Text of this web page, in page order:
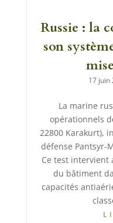
Russie : la
son
17 juin
La marine
opérationnels
22800 Karakurt),
défense Pantsyr-
Ce test intervient
du bâtiment
capacités